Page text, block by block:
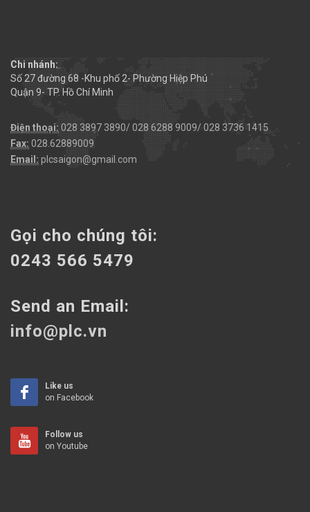
Chi nhánh:
Số 27 đường 68 -Khu phố 2- Phường Hiệp Phú
Quận 9- TP. Hồ Chí Minh
Điện thoại: 028 3897 3890/ 028 6288 9009/ 028 3736 1415
Fax: 028.62889009
Email: plcsaigon@gmail.com
Gọi cho chúng tôi:
0243 566 5479
Send an Email:
info@plc.vn
Like us
on Facebook
Follow us
on Youtube